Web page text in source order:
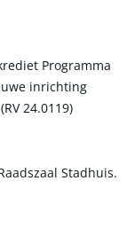
Programma
inrichting
24.0119)
Stadhuis.